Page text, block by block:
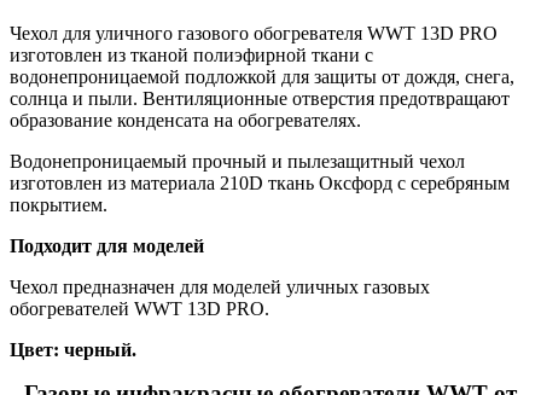
Чехол для уличного газового обогревателя WWT 13D PRO
изготовлен из тканой полиэфирной ткани с
водонепроницаемой подложкой для защиты от дождя, снега,
солнца и пыли. Вентиляционные отверстия предотвращают
образование конденсата на обогревателях.
Водонепроницаемый прочный и пылезащитный чехол
изготовлен из материала 210D ткань Оксфорд с серебряным
покрытием.
Подходит для моделей
Чехол предназначен для моделей уличных газовых
обогревателей WWT 13D PRO.
Цвет: черный.